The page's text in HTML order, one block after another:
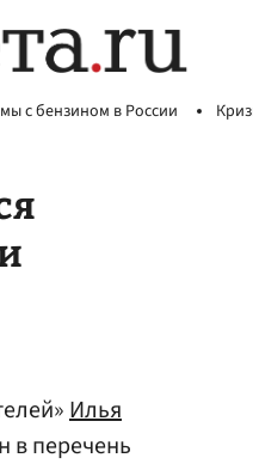
с бензином в России
Илья
в перечень